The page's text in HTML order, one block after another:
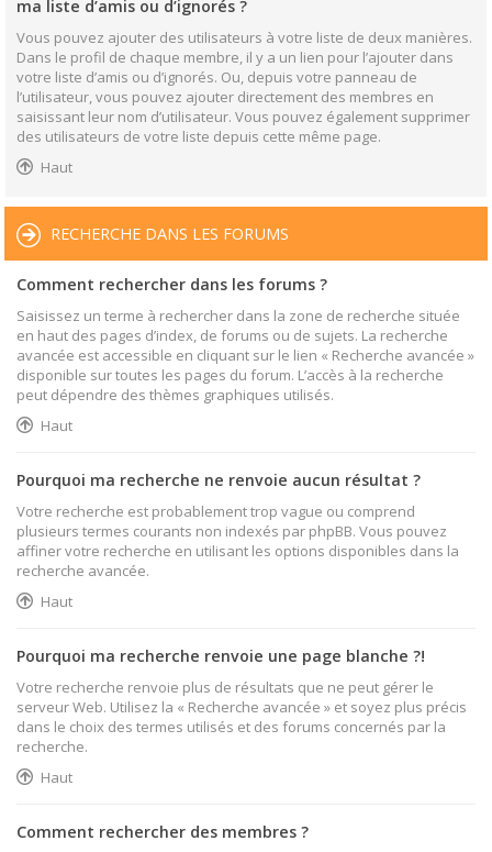
ma liste d’amis ou d’ignorés ?
Vous pouvez ajouter des utilisateurs à votre liste de deux manières.
Dans le profil de chaque membre, il y a un lien pour l’ajouter dans
votre liste d’amis ou d’ignorés. Ou, depuis votre panneau de
l’utilisateur, vous pouvez ajouter directement des membres en
saisissant leur nom d’utilisateur. Vous pouvez également supprimer
des utilisateurs de votre liste depuis cette même page.
Haut
RECHERCHE DANS LES FORUMS
Comment rechercher dans les forums ?
Saisissez un terme à rechercher dans la zone de recherche située
en haut des pages d’index, de forums ou de sujets. La recherche
avancée est accessible en cliquant sur le lien « Recherche avancée »
disponible sur toutes les pages du forum. L’accès à la recherche
peut dépendre des thèmes graphiques utilisés.
Haut
Pourquoi ma recherche ne renvoie aucun résultat ?
Votre recherche est probablement trop vague ou comprend
plusieurs termes courants non indexés par phpBB. Vous pouvez
affiner votre recherche en utilisant les options disponibles dans la
recherche avancée.
Haut
Pourquoi ma recherche renvoie une page blanche ?!
Votre recherche renvoie plus de résultats que ne peut gérer le
serveur Web. Utilisez la « Recherche avancée » et soyez plus précis
dans le choix des termes utilisés et des forums concernés par la
recherche.
Haut
Comment rechercher des membres ?